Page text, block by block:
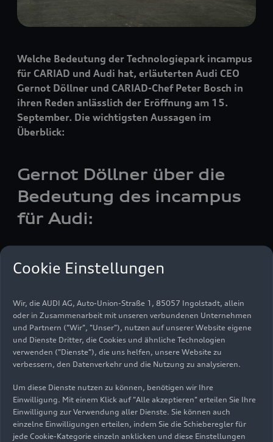
Welche Bedeutung der Technologiepark incampus
für CARIAD und Audi hat, erläuterten Audi CEO
Gernot Döllner und CARIAD-Chef Peter Bosch in
ihren Reden anlässlich der Eröffnung am 15.
September. Die wichtigsten Aussagen im
Überblick:
Gernot Döllner über die
Bedeutung des incampus
für Audi:
incampus gemeinsam geschafft haben, kann
den incampus nachhaltig zu entwickeln,
verlängern wir das Joint Venture von Audi und
der Stadt Ingolstadt um weitere zehn Jahre.
Auf dem incampus können wir unsere Vision
umsetzen: Fahrzeuge, die wirklich rund um die
Eröffnung heute ist deshalb ein starkes Signal:
Wir siedeln Zukunftsthemen hier an und
setzen sie in die Praxis um.
Cookie Einstellungen
Wir, die AUDI AG, Auto-Union-Straße 1, 85057 Ingolstadt, allein
oder in Zusammenarbeit mit unseren verbundenen Unternehmen
und Partnern ("Wir", "Unser"), nutzen auf unserer Website eigene
und Dienste Dritter, die Cookies und ähnliche Technologien
verwenden ("Dienste"), die uns helfen, unsere Website zu
verbessern, den Datenverkehr und die Nutzung zu analysieren.
Um diese Dienste nutzen zu können, benötigen wir Ihre
Einwilligung. Mit einem Klick auf "Alle akzeptieren" erteilen Sie Ihre
Einwilligung zur Verwendung aller Dienste. Sie können auch
einzelne Einwilligungen erteilen, indem Sie die Schieberegler für
jede Cookie-Kategorie einzeln anklicken und diese Einstellungen